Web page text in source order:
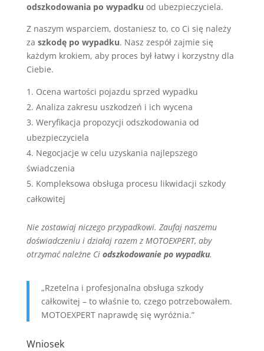
odszkodowania po wypadku od ubezpieczyciela.
Z naszym wsparciem, dostaniesz to, co Ci się należy
za szkodę po wypadku. Nasz zespół zajmie się
każdym krokiem, aby proces był łatwy i korzystny dla
Ciebie.
Ocena wartości pojazdu sprzed wypadku
Analiza zakresu uszkodzeń i ich wycena
Weryfikacja propozycji odszkodowania od
ubezpieczyciela
Negocjacje w celu uzyskania najlepszego
świadczenia
Kompleksowa obsługa procesu likwidacji szkody
całkowitej
Nie zostawiaj niczego przypadkowi. Zaufaj naszemu
doświadczeniu i działaj razem z MOTOEXPERT, aby
otrzymać należne Ci odszkodowanie po wypadku.
„Rzetelna i profesjonalna obsługa szkody
całkowitej – to właśnie to, czego potrzebowałem.
MOTOEXPERT naprawdę się wyróżnia.”
Wniosek